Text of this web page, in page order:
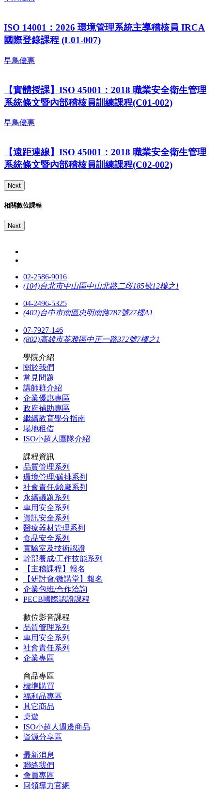
ISO 14001：2026 環境管理系統主導稽核員 IRCA
國際登錄課程 (L01-007)
早鳥優惠
【實體授課】ISO 45001：2018 職業安全衛生管理
系統條文暨內部稽核員訓練課程(C01-002)
早鳥優惠
【遠距連線】ISO 45001：2018 職業安全衛生管理
系統條文暨內部稽核員訓練課程(C02-002)
Next
相關數位課程
Next
02-2586-9016
(104)台北市中山區中山北路二段185號12樓之1
04-2496-5325
(402)台中市南區忠明南路787號27樓A1
07-7927-146
(802)高雄市苓雅區中正一路372號7樓之1
學院介紹
關於我們
常見問題
講師群介紹
企業優惠專區
政府補助專區
繼續教育學分指南
場地租借
ISO小超人團隊介紹
課程資訊
品質管理系列
環境管理/碳排系列
社會責任/驗廠系列
永續議題系列
車用安全系列
資訊安全系列
醫療器材管理系列
食品安全系列
實驗室及技術認證
幹部養成/工作技能系列
【主稽課程】報名
【研討會/微講堂】報名
企業包班/合作洽詢
PECB國際認證課程
數位影音課程
品質管理系列
車用安全系列
社會責任系列
企業專區
商品專區
標準購買
福利品專區
其它商品
桌遊
ISO小超人週邊商品
資源分享區
最新消息
聯絡我們
會員專區
回領導力官網